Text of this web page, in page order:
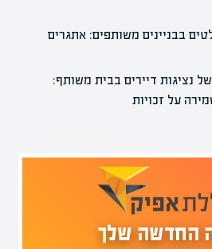
בבניינים משותפים: אתגרים
נציגות דיירים בבית משותף:
על זכויות
החדשה שלך